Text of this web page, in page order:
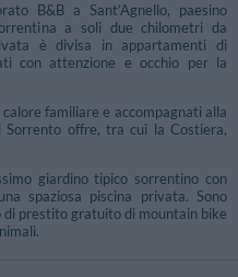
B&B a Sant’Agnello, paesino
a soli due chilometri da
è divisa in appartamenti di
con attenzione e occhio per la
familiare e accompagnati alla
offre, tra cui la Costiera,
giardino tipico sorrentino con
spaziosa piscina privata. Sono
prestito gratuito di mountain bike